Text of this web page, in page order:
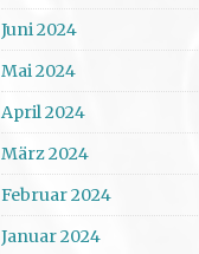
Juni 2024
Mai 2024
April 2024
März 2024
Februar 2024
Januar 2024